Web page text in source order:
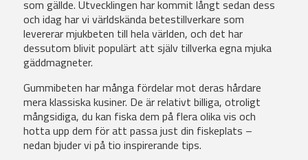
som gällde. Utvecklingen har kommit långt sedan dess
och idag har vi världskända betestillverkare som
levererar mjukbeten till hela världen, och det har
dessutom blivit populärt att själv tillverka egna mjuka
gäddmagneter.
Gummibeten har många fördelar mot deras hårdare
mera klassiska kusiner. De är relativt billiga, otroligt
mångsidiga, du kan fiska dem på flera olika vis och
hotta upp dem för att passa just din fiskeplats –
nedan bjuder vi på tio inspirerande tips.